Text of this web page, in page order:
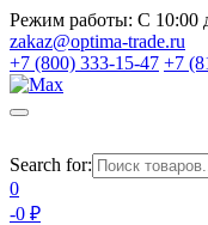
Режим работы: С 10:00
zakaz@optima-trade.ru
+7 (800) 333-15-47 +7
Search for:
0
-0 ₽